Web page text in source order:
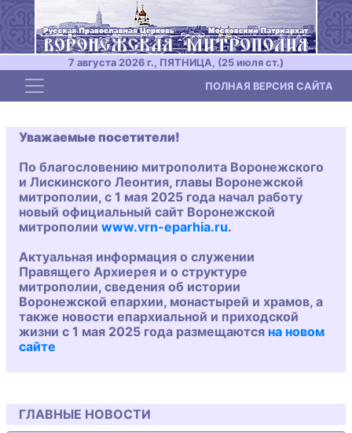
7 августа 2026 г., ПЯТНИЦА, (25 июля ст.)
Toggle navigation ПОЛНАЯ ВЕРСИЯ САЙТА
Уважаемые посетители!
По благословению митрополита Воронежского
и Лискинского Леонтия, главы Воронежской
митрополии, с 1 мая 2025 года начал работу
новый официальный сайт Воронежской
митрополии www.vrn-eparhia.ru.
Актуальная информация о служении
Правящего Архиерея и о структуре
митрополии, сведения об истории
Воронежской епархии, монастырей и храмов, а
также новости епархиальной и приходской
жизни с 1 мая 2025 года размещаются на новом
сайте
ГЛАВНЫЕ НОВОСТИ